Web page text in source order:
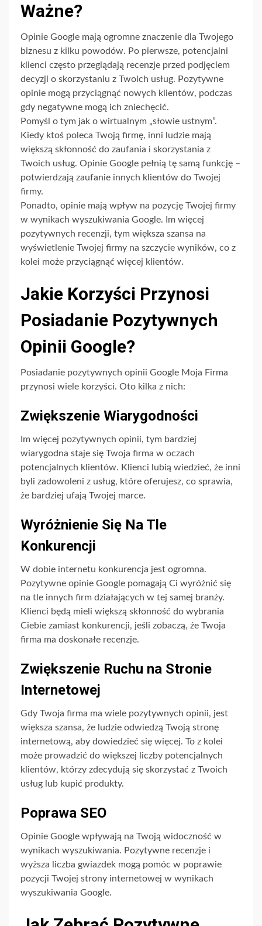
Ważne?
Opinie Google mają ogromne znaczenie dla Twojego
biznesu z kilku powodów. Po pierwsze, potencjalni
klienci często przeglądają recenzje przed podjęciem
decyzji o skorzystaniu z Twoich usług. Pozytywne
opinie mogą przyciągnąć nowych klientów, podczas
gdy negatywne mogą ich zniechęcić.
Pomyśl o tym jak o wirtualnym „słowie ustnym”.
Kiedy ktoś poleca Twoją firmę, inni ludzie mają
większą skłonność do zaufania i skorzystania z
Twoich usług. Opinie Google pełnią tę samą funkcję –
potwierdzają zaufanie innych klientów do Twojej
firmy.
Ponadto, opinie mają wpływ na pozycję Twojej firmy
w wynikach wyszukiwania Google. Im więcej
pozytywnych recenzji, tym większa szansa na
wyświetlenie Twojej firmy na szczycie wyników, co z
kolei może przyciągnąć więcej klientów.
Jakie Korzyści Przynosi
Posiadanie Pozytywnych
Opinii Google?
Posiadanie pozytywnych opinii Google Moja Firma
przynosi wiele korzyści. Oto kilka z nich:
Zwiększenie Wiarygodności
Im więcej pozytywnych opinii, tym bardziej
wiarygodna staje się Twoja firma w oczach
potencjalnych klientów. Klienci lubią wiedzieć, że inni
byli zadowoleni z usług, które oferujesz, co sprawia,
że bardziej ufają Twojej marce.
Wyróżnienie Się Na Tle
Konkurencji
W dobie internetu konkurencja jest ogromna.
Pozytywne opinie Google pomagają Ci wyróżnić się
na tle innych firm działających w tej samej branży.
Klienci będą mieli większą skłonność do wybrania
Ciebie zamiast konkurencji, jeśli zobaczą, że Twoja
firma ma doskonałe recenzje.
Zwiększenie Ruchu na Stronie
Internetowej
Gdy Twoja firma ma wiele pozytywnych opinii, jest
większa szansa, że ludzie odwiedzą Twoją stronę
internetową, aby dowiedzieć się więcej. To z kolei
może prowadzić do większej liczby potencjalnych
klientów, którzy zdecydują się skorzystać z Twoich
usług lub kupić produkty.
Poprawa SEO
Opinie Google wpływają na Twoją widoczność w
wynikach wyszukiwania. Pozytywne recenzje i
wyższa liczba gwiazdek mogą pomóc w poprawie
pozycji Twojej strony internetowej w wynikach
wyszukiwania Google.